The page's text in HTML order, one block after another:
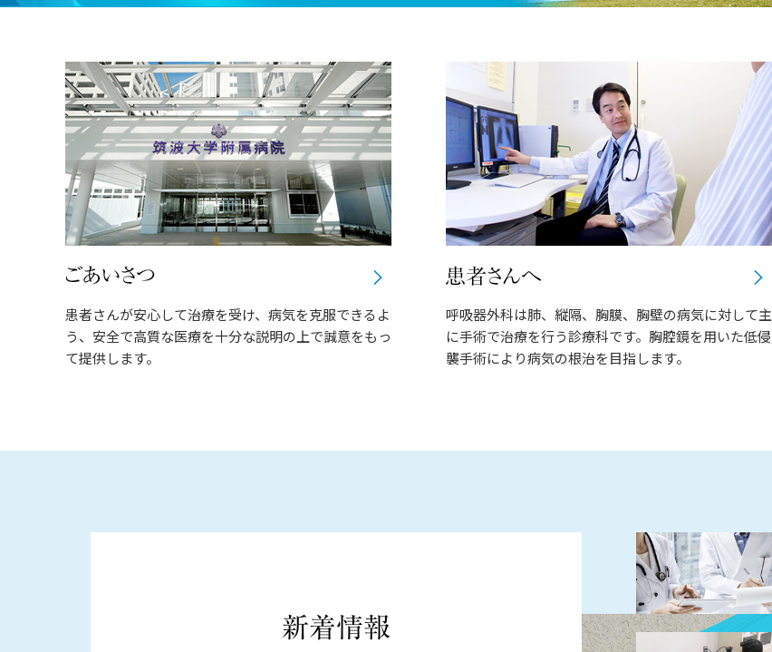
患者さんが安心して治療を受け、病気を克服できるよ
う、安全で高質な医療を十分な説明の上で誠意をもっ
て提供します。
呼吸器外科は肺、縦隔、胸膜、胸壁の病気に対して主
に手術で治療を行う診療科です。胸腔鏡を用いた低侵
襲手術により病気の根治を目指します。